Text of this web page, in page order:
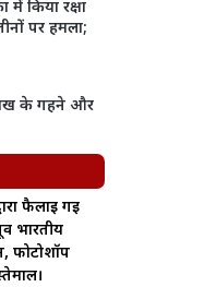
किया रक्षा
पर हमला;
के गहने और
फैलाई गई
भारतीय
फोटोशॉप